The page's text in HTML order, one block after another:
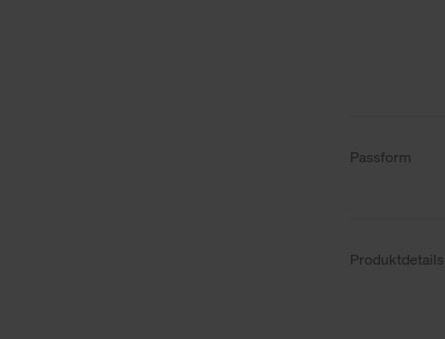
Passform
Produktdetails